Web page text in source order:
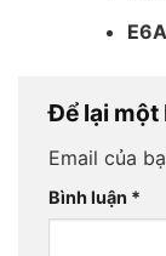
Để lại một
Email của
Bình luận *